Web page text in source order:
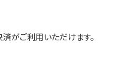
がご利用いただけます。